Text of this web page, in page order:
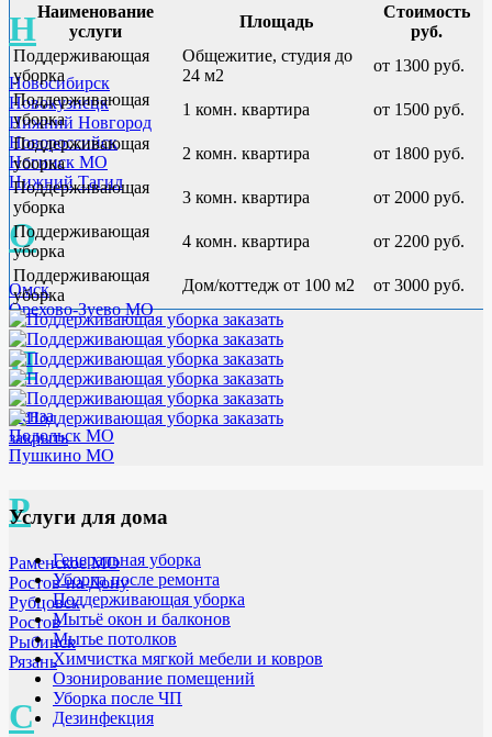
Н
Новосибирск
Новокузнецк
Нижний Новгород
Новороссийск
Ногинск МО
Нижний Тагил
О
Омск
Орехово-Зуево МО
П
Пенза
Подольск МО
Пушкино МО
Р
Раменское МО
Ростов-на-Дону
Рубцовск
Ростов
Рыбинск
Рязань
С
Наименование
услуги
Площадь
Стоимость
руб.
Поддерживающая
уборка
Общежитие, студия до
24 м2
от 1300 руб.
Поддерживающая
уборка
1 комн. квартира
от 1500 руб.
Поддерживающая
уборка
2 комн. квартира
от 1800 руб.
Поддерживающая
уборка
3 комн. квартира
от 2000 руб.
Поддерживающая
уборка
4 комн. квартира
от 2200 руб.
Поддерживающая
уборка
Дом/коттедж от 100 м2 от 3000 руб.
закрыть
Услуги для дома
Генеральная уборка
Уборка после ремонта
Поддерживающая уборка
Мытьё окон и балконов
Мытье потолков
Химчистка мягкой мебели и ковров
Озонирование помещений
Уборка после ЧП
Дезинфекция